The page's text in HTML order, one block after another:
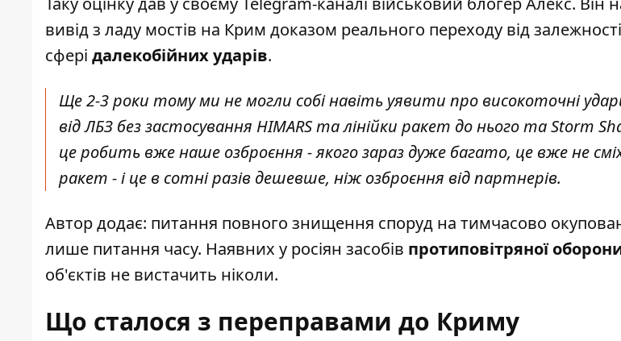
вивід з ладу мостів на Крим доказом реального переходу від
сфері далекобійних ударів.
Ще 2-3 роки тому ми не могли собі навіть уявити про високоточні
від ЛБЗ без застосування HIMARS та лінійки ракет до нього та Storm
це робить вже наше озброєння - якого зараз дуже багато, це вже не
ракет - і це в сотні разів дешевше, ніж озброєння від партнерів.
Автор додає: питання повного знищення споруд на тимчасово
лише питання часу. Наявних у росіян засобів протиповітряної
об'єктів не вистачить ніколи.
Що сталося з переправами до Криму